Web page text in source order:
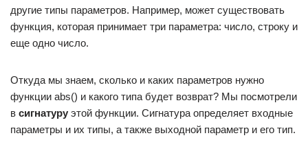
другие типы параметров. Например, может существовать
функция, которая принимает три параметра: число, строку и
еще одно число.
Откуда мы знаем, сколько и каких параметров нужно
функции abs() и какого типа будет возврат? Мы посмотрели
в сигнатуру этой функции. Сигнатура определяет входные
параметры и их типы, а также выходной параметр и его тип.